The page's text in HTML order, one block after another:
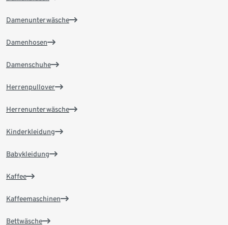
Damenunterwäsche
Damenhosen
Damenschuhe
Herrenpullover
Herrenunterwäsche
Kinderkleidung
Babykleidung
Kaffee
Kaffeemaschinen
Bettwäsche